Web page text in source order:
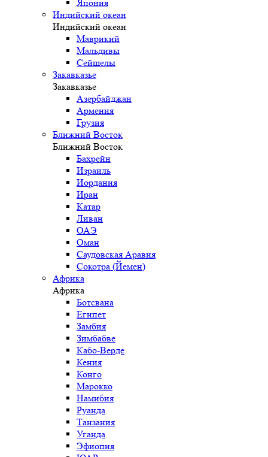
Япония
Индийский океан
Индийский океан
Маврикий
Мальдивы
Сейшелы
Закавказье
Закавказье
Азербайджан
Армения
Грузия
Ближний Восток
Ближний Восток
Бахрейн
Израиль
Иордания
Иран
Катар
Ливан
ОАЭ
Оман
Саудовская Аравия
Сокотра (Йемен)
Африка
Африка
Ботсвана
Египет
Замбия
Зимбабве
Кабо-Верде
Кения
Конго
Марокко
Намибия
Руанда
Танзания
Уганда
Эфиопия